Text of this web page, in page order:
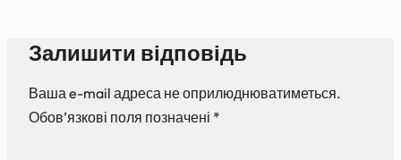
Залишити відповідь
Ваша e-mail адреса не оприлюднюватиметься.
Обов’язкові поля позначені *